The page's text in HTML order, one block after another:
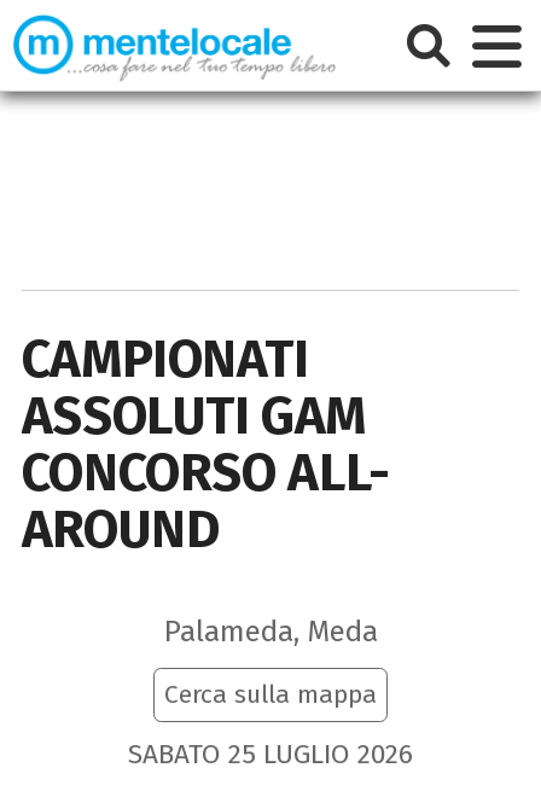
CAMPIONATI
ASSOLUTI GAM
CONCORSO ALL-
AROUND
Palameda, Meda
Cerca sulla mappa
SABATO 25 LUGLIO 2026